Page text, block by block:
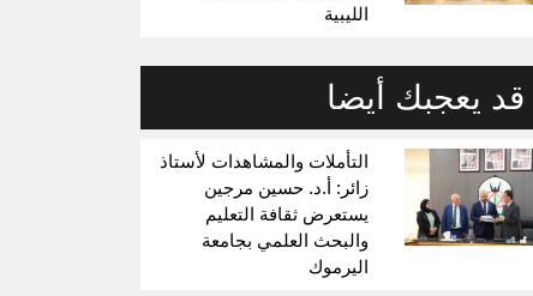
الليبية
قد يعجبك أيضا
التأملات والمشاهدات لأستاذ
زائر: أ.د. حسين مرجين
يستعرض ثقافة التعليم
والبحث العلمي بجامعة
اليرموك